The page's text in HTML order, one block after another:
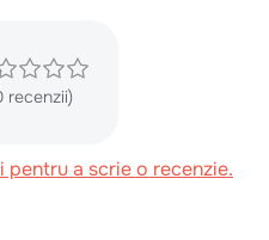
recenzii)
a scrie o recenzie.